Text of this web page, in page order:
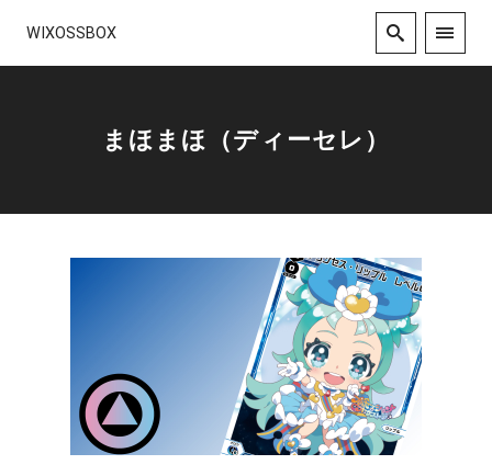
WIXOSSBOX
まほまほ（ディーセレ）